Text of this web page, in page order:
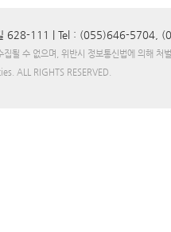
628-111 | Tel : (055)646-5704,
될 수 없으며, 위반시 정보통신법에 의해 처
. ALL RIGHTS RESERVED.